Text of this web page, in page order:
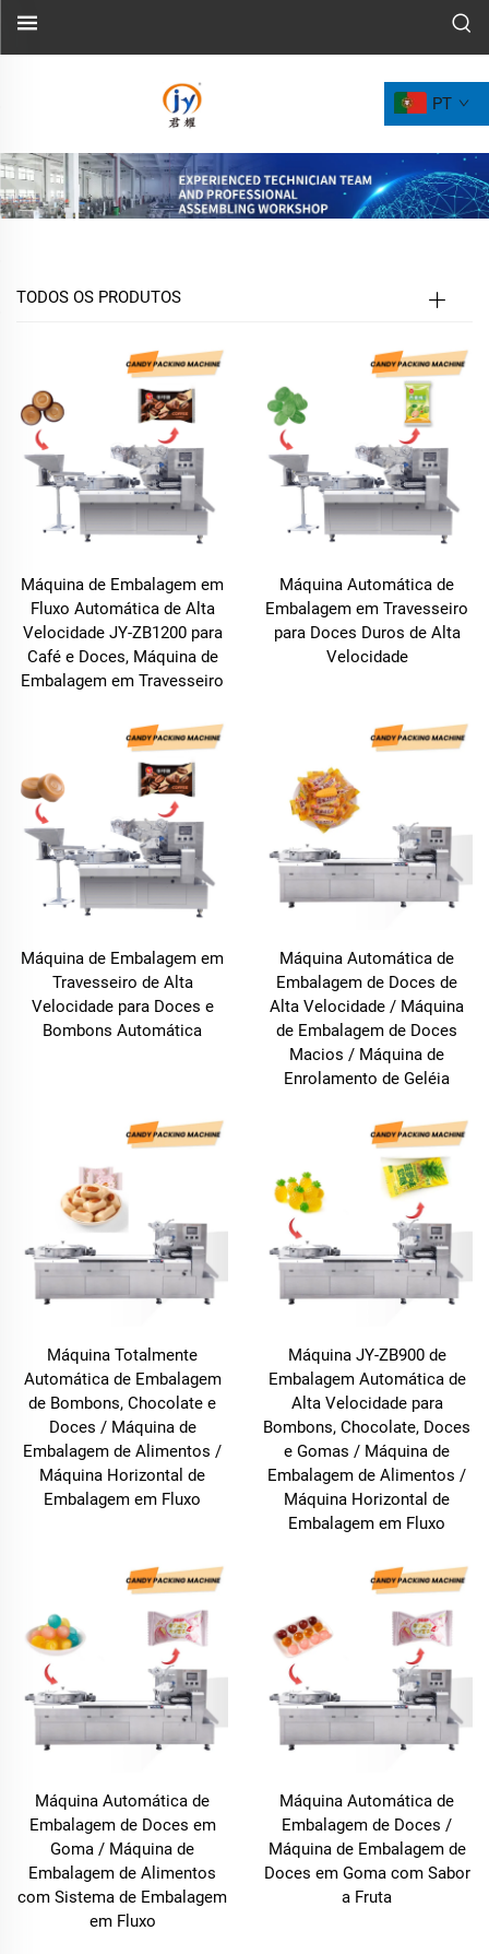
PT
TODOS OS PRODUTOS
Máquina de Embalagem em
Fluxo Automática de Alta
Velocidade JY-ZB1200 para
Café e Doces, Máquina de
Embalagem em Travesseiro
Máquina Automática de
Embalagem em Travesseiro
para Doces Duros de Alta
Velocidade
Máquina de Embalagem em
Travesseiro de Alta
Velocidade para Doces e
Bombons Automática
Máquina Automática de
Embalagem de Doces de
Alta Velocidade / Máquina
de Embalagem de Doces
Macios / Máquina de
Enrolamento de Geléia
Máquina Totalmente
Automática de Embalagem
de Bombons, Chocolate e
Doces / Máquina de
Embalagem de Alimentos /
Máquina Horizontal de
Embalagem em Fluxo
Máquina JY-ZB900 de
Embalagem Automática de
Alta Velocidade para
Bombons, Chocolate, Doces
e Gomas / Máquina de
Embalagem de Alimentos /
Máquina Horizontal de
Embalagem em Fluxo
Máquina Automática de
Embalagem de Doces em
Goma / Máquina de
Embalagem de Alimentos
com Sistema de Embalagem
em Fluxo
Máquina Automática de
Embalagem de Doces /
Máquina de Embalagem de
Doces em Goma com Sabor
a Fruta